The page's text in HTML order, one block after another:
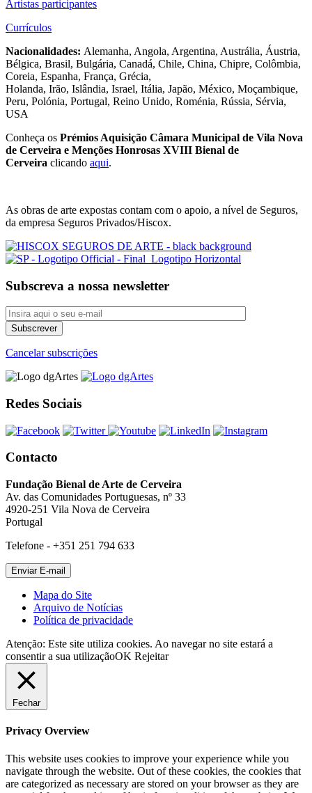
Artistas participantes
Currículos
Nacionalidades: Alemanha, Angola, Argentina, Austrália, Áustria,
Bélgica, Brasil, Bulgária, Canadá, Chile, China, Chipre, Colômbia,
Coreia, Espanha, França, Grécia,
Holanda, Irão, Islândia, Israel, Itália, Japão, México, Moçambique,
Peru, Polónia, Portugal, Reino Unido, Roménia, Rússia, Sérvia,
USA
Conheça os Prémios Aquisição Câmara Municipal de Vila Nova
de Cerveira e Menções Honrosas XVIII Bienal de
Cerveira clicando aqui.
As obras de arte expostas contam com o apoio, a nível de Seguros,
da empresa Seguros Privados/Hiscox.
Subscreva a nossa newsletter
Cancelar subscrições
Redes Sociais
Contacto
Fundação Bienal de Arte de Cerveira
Av. das Comunidades Portuguesas, nº 33
4920-251 Vila Nova de Cerveira
Portugal
Telefone - +351 251 794 633
Mapa do Site
Arquivo de Notícias
Política de privacidade
Atenção: Este site utiliza cookies. Ao navegar no site estará a
consentir a sua utilizaçãoOK Rejeitar
Fechar
Privacy Overview
This website uses cookies to improve your experience while you
navigate through the website. Out of these cookies, the cookies that
are categorized as necessary are stored on your browser as they are